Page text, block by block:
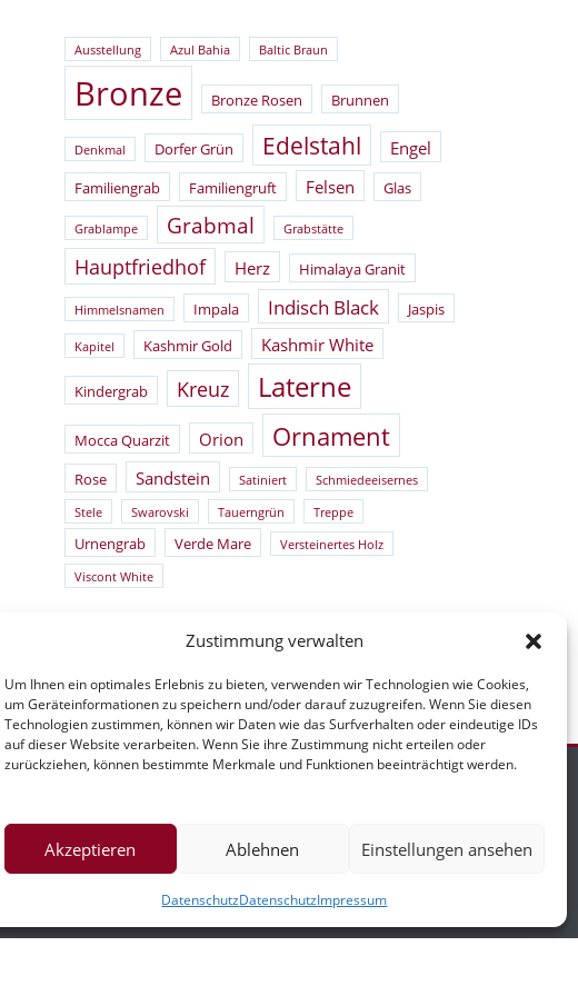
Zustimmung verwalten
Um Ihnen ein optimales Erlebnis zu bieten, verwenden wir Technologien wie Cookies,
um Geräteinformationen zu speichern und/oder darauf zuzugreifen. Wenn Sie diesen
Technologien zustimmen, können wir Daten wie das Surfverhalten oder eindeutige IDs
auf dieser Website verarbeiten. Wenn Sie ihre Zustimmung nicht erteilen oder
zurückziehen, können bestimmte Merkmale und Funktionen beeinträchtigt werden.
Akzeptieren Ablehnen Einstellungen ansehen
DatenschutzDatenschutzImpressum
Ausstellung Azul Bahia Baltic Braun
Bronze Bronze Rosen Brunnen
Denkmal Dorfer Grün Edelstahl Engel
Familiengrab Familiengruft Felsen Glas
Grablampe Grabmal Grabstätte
Hauptfriedhof Herz Himalaya Granit
Himmelsnamen Impala Indisch Black Jaspis
Kapitel Kashmir Gold Kashmir White
Kindergrab Kreuz Laterne
Mocca Quarzit Orion Ornament
Rose Sandstein Satiniert Schmiedeeisernes
Stele Swarovski Tauerngrün Treppe
Urnengrab Verde Mare Versteinertes Holz
Viscont White
Impressum